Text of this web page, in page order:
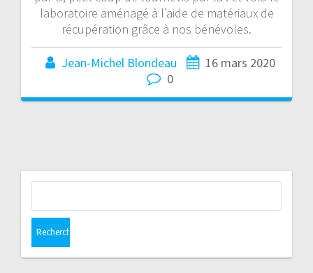
laboratoire aménagé à l’aide de matériaux de
récupération grâce à nos bénévoles.
Jean-Michel Blondeau
16 mars 2020
0